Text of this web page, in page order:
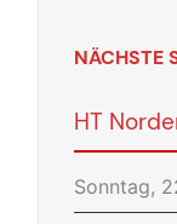
NÄCHSTE
HT
Sonntag,